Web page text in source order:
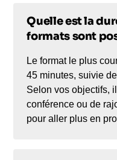
Quelle est la
formats sont
Le format le plus
45 minutes, suivie
Selon vos objectifs,
conférence ou de
pour aller plus en